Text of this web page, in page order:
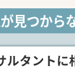
見つから
ルタントに